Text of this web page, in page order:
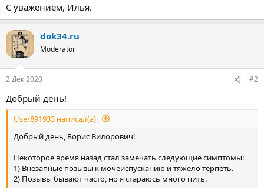
С уважением, Илья.
dok34.ru
Moderator
2 Дек 2020 #2
Добрый день!
User891933 написал(а):
Добрый день, Борис Вилорович!
Некоторое время назад стал замечать следующие симптомы:
1) Внезапные позывы к мочеиспусканию и тяжело терпеть.
2) Позывы бывают часто, но я стараюсь много пить.